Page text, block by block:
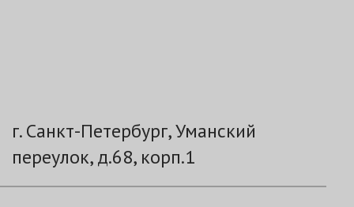
г. Санкт-Петербург, Уманский
переулок, д.68, корп.1